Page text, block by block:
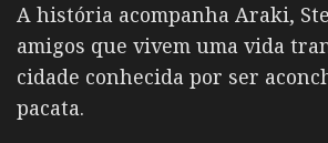
A história acompanha Araki,
amigos que vivem uma vida
cidade conhecida por ser
pacata.